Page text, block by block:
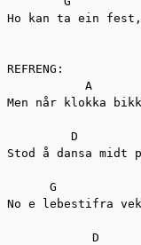
Ho kan ta ein
REFRENG:
A
Men når klokka
D
Stod å dansa midt
G
No e lebestifra
D